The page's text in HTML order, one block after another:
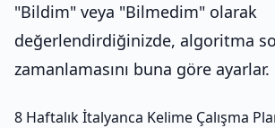
"Bildim" veya "Bilmedim" olarak
değerlendirdiğinizde, algoritma
zamanlamasını buna göre ayarlar.
8 Haftalık İtalyanca Kelime Çalışma